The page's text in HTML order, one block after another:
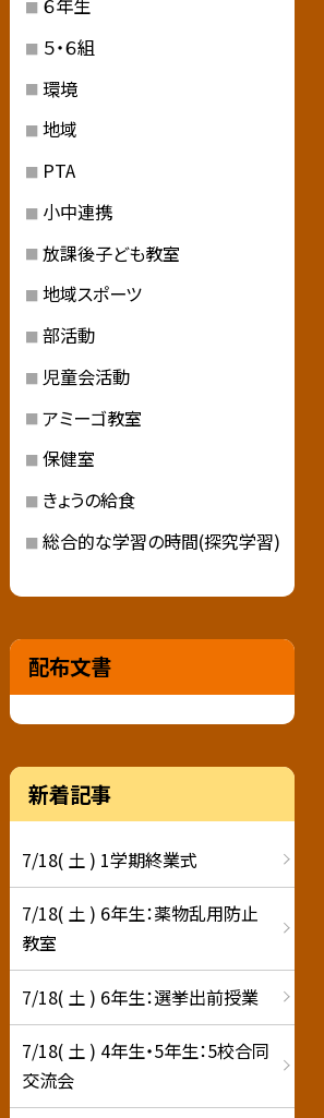
６年生
５・６組
環境
地域
PTA
小中連携
放課後子ども教室
地域スポーツ
部活動
児童会活動
アミーゴ教室
保健室
きょうの給食
総合的な学習の時間(探究学習)
配布文書
新着記事
7/18( 土 ) 1学期終業式
7/18( 土 ) 6年生：薬物乱用防止
教室
7/18( 土 ) 6年生：選挙出前授業
7/18( 土 ) 4年生・5年生：5校合同
交流会